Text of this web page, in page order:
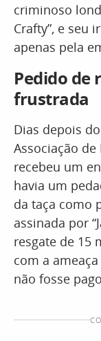
criminoso
Crafty”, e seu
apenas pela
Pedido de
frustrada
Dias depois
Associação de
recebeu um
havia um
da taça como
assinada por
resgate de 15
com a
não fosse